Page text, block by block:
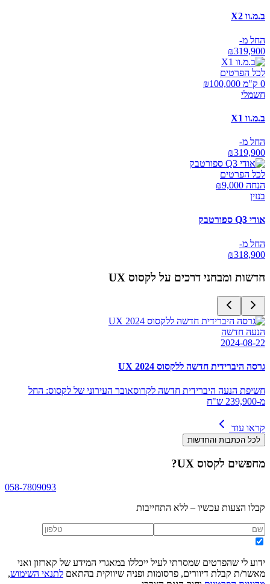
ב.מ.וו X2
החל מ-
₪319,900
לכל הפרטים
0 ק"מ ₪
100,000
חשמלי
ב.מ.וו X1
החל מ-
₪319,900
לכל הפרטים
הנחה ₪ 9,000
בנזין
אודי Q3 ספורטבק
החל מ-
₪318,900
חדשות ומבחני דרכים על לקסוס UX
הנעה חדשה
2024-08-22
גרסה היברידית חדשה ללקסוס UX 2024
חשיפת הנעה היברידית חדשה לקרוסאובר העירוני של לקסוס: החל
מ-239,900 ש"ח
קראו עוד
לכל הכתבות והחדשות
מחפשים לקסוס UX ?
058-7809093
קבלו הצעות עכשיו – ללא התחייבות
ידוע לי שהפרטים שמסרתי לעיל ייכללו במאגרי המידע של קארזון ואני
מאשר/ת קבלת דיוורים, פרסומות ופניה שיווקית בהתאם לתנאי השימוש,